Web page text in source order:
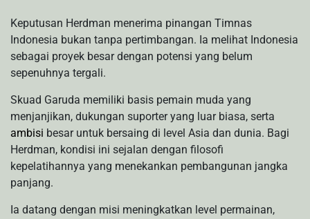
Keputusan Herdman menerima pinangan Timnas
Indonesia bukan tanpa pertimbangan. Ia melihat Indonesia
sebagai proyek besar dengan potensi yang belum
sepenuhnya tergali.
Skuad Garuda memiliki basis pemain muda yang
menjanjikan, dukungan suporter yang luar biasa, serta
ambisi besar untuk bersaing di level Asia dan dunia. Bagi
Herdman, kondisi ini sejalan dengan filosofi
kepelatihannya yang menekankan pembangunan jangka
panjang.
Ia datang dengan misi meningkatkan level permainan,